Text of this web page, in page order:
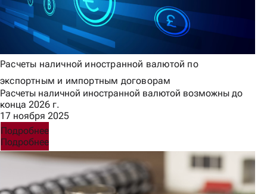
Расчеты наличной иностранной валютой по
экспортным и импортным договорам
Расчеты наличной иностранной валютой возможны до
конца 2026 г.
17 ноября 2025
Подробнее
Подробнее